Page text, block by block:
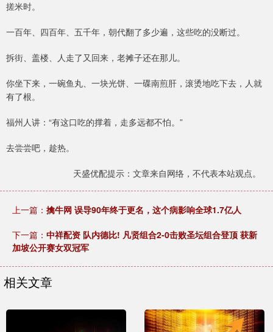
搓米时。
一百年、四百年、五千年，朝代翻了多少遍，这些吃的没断过。
拆街、盖楼、人走了又回来，老摊子还在那儿。
你坐下来，一碗鱼丸、一块光饼、一碟南煎肝，滚烫地吃下去，人就
有了根。
福州人讲：“有这口吃的撑着，走多远都不怕。”
去尝尝吧，趁热。
天盛优配提示：文章来自网络，不代表本站观点。
上一篇： 擒牛网 误导90年终于更名，这个病影响全球1.7亿人
下一篇： 中祥配资 队内德比! 凡贤组合2-0击败圣坛组合登顶 获新
加坡公开赛女双冠军
相关文章